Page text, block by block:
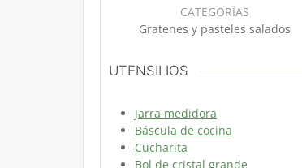
o
CATEGORÍAS
Gratenes y pasteles salados
UTENSILIOS
Jarra medidora
Báscula de cocina
Cucharita
Bol de cristal grande